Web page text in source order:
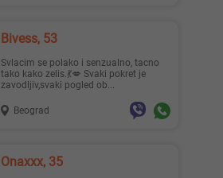
Bivess, 53
Svlacim se polako i senzualno, tacno
tako kako zelis.💃💋 Svaki pokret je
zavodljiv,svaki pogled ob...
Beograd
Onaxxx, 35